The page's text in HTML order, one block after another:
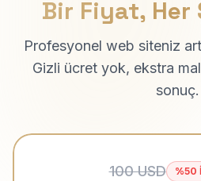
Bir Fiyat, Her
Profesyonel web siteniz
Gizli ücret yok, ekstra
sonuç.
100 USD %50